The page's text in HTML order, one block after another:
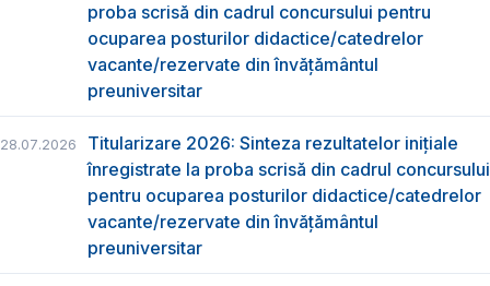
proba scrisă din cadrul concursului pentru
ocuparea posturilor didactice/catedrelor
vacante/rezervate din învăţământul
preuniversitar
28.07.2026
Titularizare 2026: Sinteza rezultatelor inițiale
înregistrate la proba scrisă din cadrul concursului
pentru ocuparea posturilor didactice/catedrelor
vacante/rezervate din învăţământul
preuniversitar